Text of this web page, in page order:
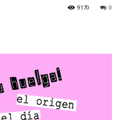
0
9170